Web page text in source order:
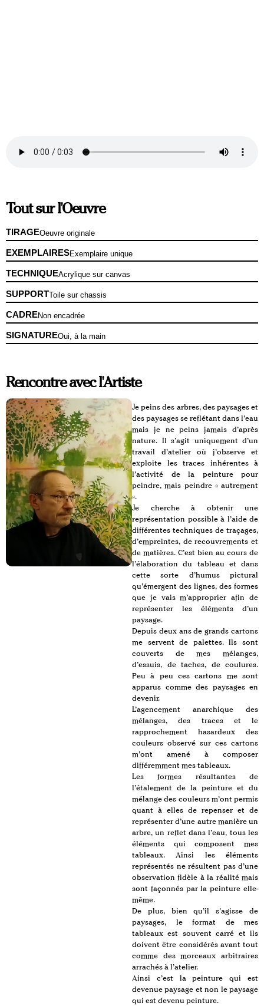
Tout sur l'Oeuvre
TIRAGEOeuvre originale
EXEMPLAIRESExemplaire unique
TECHNIQUEAcrylique sur canvas
SUPPORTToile sur chassis
CADRENon encadrée
SIGNATUREOui, à la main
Rencontre avec l'Artiste
Je peins des arbres, des paysages et
des paysages se reflétant dans l’eau
mais je ne peins jamais d’après
nature. Il s’agit uniquement d’un
travail d’atelier où j’observe et
exploite les traces inhérentes à
l’activité de la peinture pour
peindre, mais peindre « autrement
».
Je cherche à obtenir une
représentation possible à l’aide de
différentes techniques de traçages,
d’empreintes, de recouvrements et
de matières. C’est bien au cours de
l’élaboration du tableau et dans
cette sorte d’humus pictural
qu’émergent des lignes, des formes
que je vais m’approprier afin de
représenter les éléments d’un
paysage.
Depuis deux ans de grands cartons
me servent de palettes. Ils sont
couverts de mes mélanges,
d’essuis, de taches, de coulures.
Peu à peu ces cartons me sont
apparus comme des paysages en
devenir.
L’agencement anarchique des
mélanges, des traces et le
rapprochement hasardeux des
couleurs observé sur ces cartons
m’ont amené à composer
différemment mes tableaux.
Les formes résultantes de
l’étalement de la peinture et du
mélange des couleurs m’ont permis
quant à elles de repenser et de
représenter d’une autre manière un
arbre, un reflet dans l’eau, tous les
éléments qui composent mes
tableaux. Ainsi les éléments
représentés ne résultent pas d’une
observation fidèle à la réalité mais
sont façonnés par la peinture elle-
même.
De plus, bien qu’il s’agisse de
paysages, le format de mes
tableaux est souvent carré et ils
doivent être considérés avant tout
comme des morceaux arbitraires
arrachés à l’atelier.
Ainsi c’est la peinture qui est
devenue paysage et non le paysage
qui est devenu peinture.